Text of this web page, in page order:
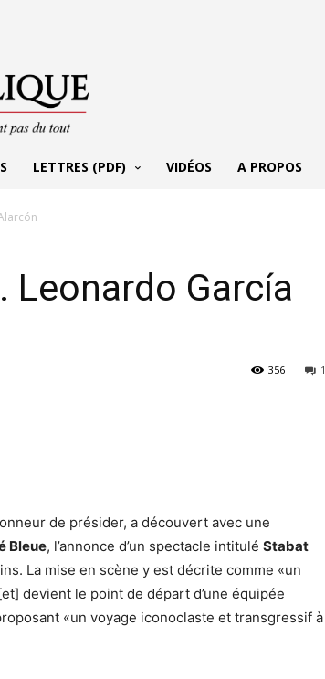
LETTRES (PDF) VIDÉOS A PROPOS
Leonardo García
1
356
de présider, a découvert avec une
Bleue, l’annonce d’un spectacle intitulé Stabat
La mise en scène y est décrite comme «un
devient le point de départ d’une équipée
«un voyage iconoclaste et transgressif à